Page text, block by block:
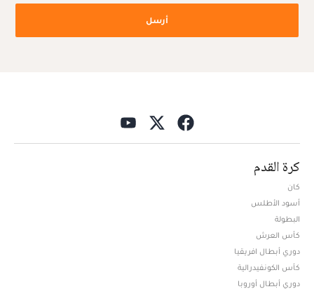
أرسل
كرة القدم
كان
أسود الأطلس
البطولة
كأس العرش
دوري أبطال افريقيا
كأس الكونفيدرالية
دوري أبطال أوروبا